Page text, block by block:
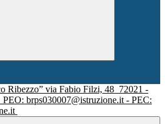
via Fabio Filzi, 48 72021 -
PEO: brps030007@istruzione.it - PEC: